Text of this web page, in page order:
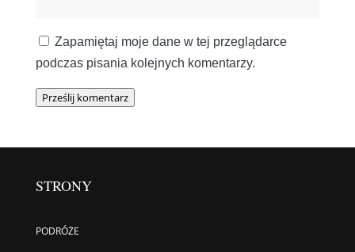
Zapamiętaj moje dane w tej przeglądarce
podczas pisania kolejnych komentarzy.
Prześlij komentarz
STRONY
PODRÓŻE